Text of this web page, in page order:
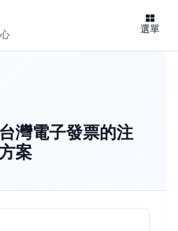
選單
灣電子發票的注
案